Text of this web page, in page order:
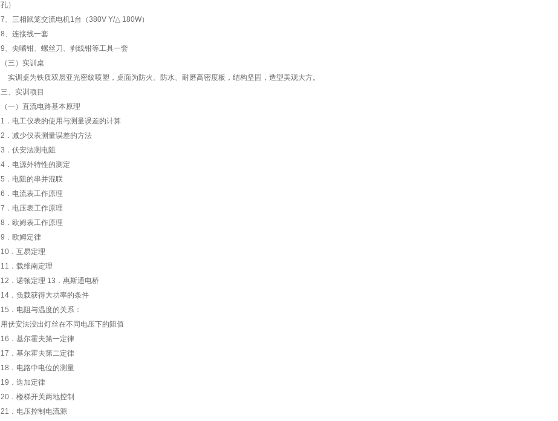
孔）
7、三相鼠笼交流电机1台（380V Y/△ 180W）
8、连接线一套
9、尖嘴钳、螺丝刀、剥线钳等工具一套
（三）实训桌
实训桌为铁质双层亚光密纹喷塑，桌面为防火、防水、耐磨高密度板，结构坚固，造型美观大方。
三、实训项目
（一）直流电路基本原理
1．电工仪表的使用与测量误差的计算
2．减少仪表测量误差的方法
3．伏安法测电阻
4．电源外特性的测定
5．电阻的串并混联
6．电流表工作原理
7．电压表工作原理
8．欧姆表工作原理
9．欧姆定律
10．互易定理
11．载维南定理
12．诺顿定理 13．惠斯通电桥
14．负载获得大功率的条件
15．电阻与温度的关系：
用伏安法没出灯丝在不同电压下的阻值
16．基尔霍夫第一定律
17．基尔霍夫第二定律
18．电路中电位的测量
19．迭加定律
20．楼梯开关两地控制
21．电压控制电流源